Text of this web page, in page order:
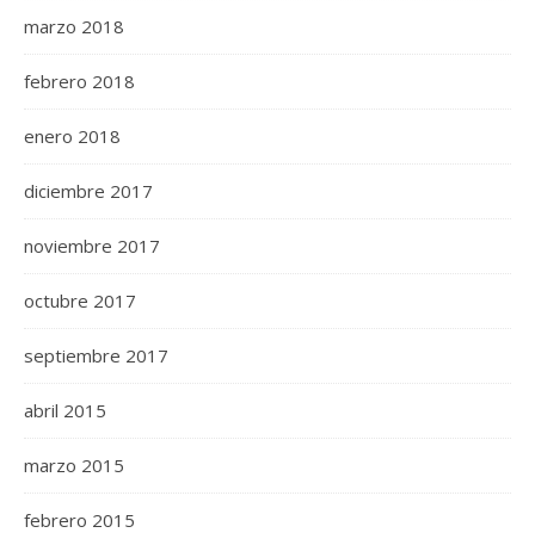
marzo 2018
febrero 2018
enero 2018
diciembre 2017
noviembre 2017
octubre 2017
septiembre 2017
abril 2015
marzo 2015
febrero 2015